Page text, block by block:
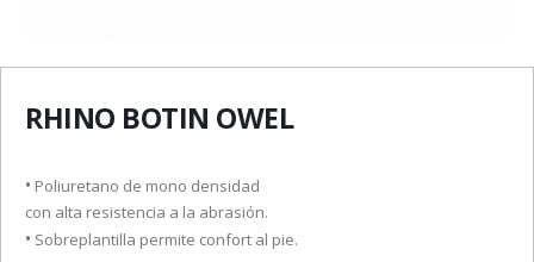
RHINO BOTIN OWEL
• Poliuretano de mono densidad
con alta resistencia a la abrasión.
• Sobreplantilla permite confort al pie.